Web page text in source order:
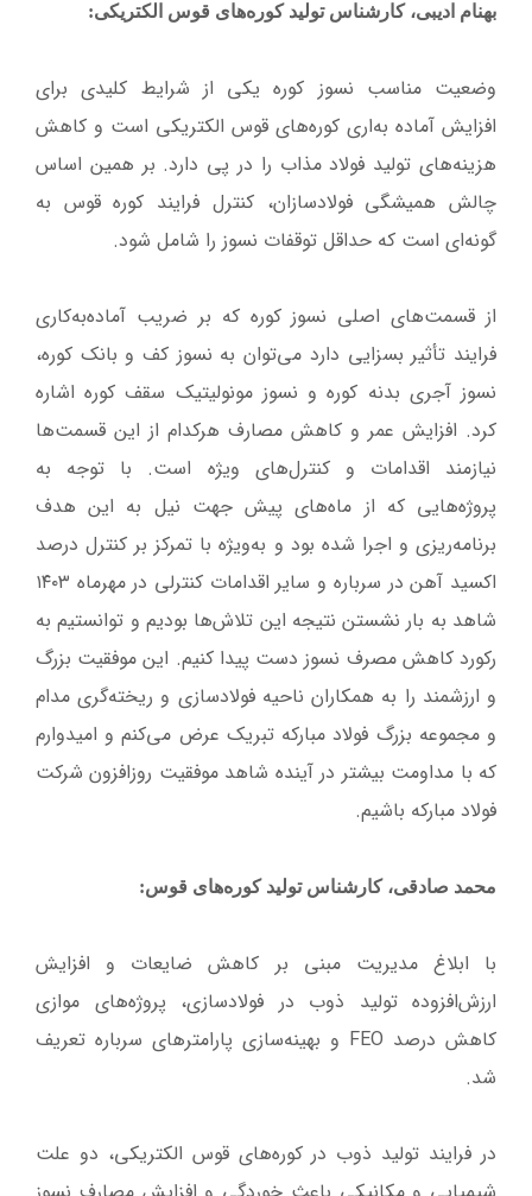
بهنام ادیبی، کارشناس تولید کوره‌های قوس الکتریکی:
وضعیت مناسب نسوز کوره یکی از شرایط کلیدی برای
افزایش آماده به‌اری کوره‌های قوس الکتریکی است و کاهش
هزینه‌های تولید فولاد مذاب را در پی دارد. بر همین اساس
چالش همیشگی فولادسازان، کنترل فرایند کوره قوس به
گونه‌ای است که حداقل توقفات نسوز را شامل شود.
از قسمت‌های اصلی نسوز کوره که بر ضریب آماده‌به‌کاری
فرایند تأثیر بسزایی دارد می‌توان به نسوز کف و بانک کوره،
نسوز آجری بدنه کوره و نسوز مونولیتیک سقف کوره اشاره
کرد. افزایش عمر و کاهش مصارف هرکدام از این قسمت‌ها
نیازمند اقدامات و کنترل‌های ویژه است. با توجه به
پروژه‌هایی که از ماه‌های پیش جهت نیل به این هدف
برنامه‌ریزی و اجرا شده بود و به‌ویژه با تمرکز بر کنترل درصد
اکسید آهن در سرباره و سایر اقدامات کنترلی در مهرماه ۱۴۰۳
شاهد به بار نشستن نتیجه این تلاش‌ها بودیم و توانستیم به
رکورد کاهش مصرف نسوز دست پیدا کنیم. این موفقیت بزرگ
و ارزشمند را به همکاران ناحیه فولادسازی و ریخته‌گری مدام
و مجموعه بزرگ فولاد مبارکه تبریک عرض می‌کنم و امیدوارم
که با مداومت بیشتر در آینده شاهد موفقیت روزافزون شرکت
فولاد مبارکه باشیم.
محمد صادقی، کارشناس تولید کوره‌های قوس:
با ابلاغ مدیریت مبنی بر کاهش ضایعات و افزایش
ارزش‌افزوده تولید ذوب در فولادسازی، پروژه‌های موازی
کاهش درصد FEO و بهینه‌سازی پارامترهای سرباره تعریف
شد.
در فرایند تولید ذوب در کوره‌های قوس الکتریکی، دو علت